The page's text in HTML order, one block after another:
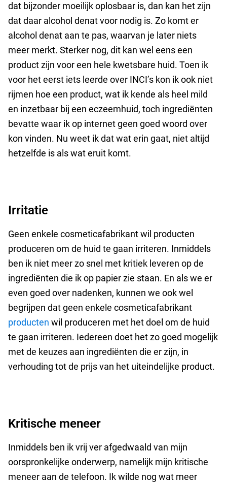
dat bijzonder moeilijk oplosbaar is, dan kan het zijn
dat daar alcohol denat voor nodig is. Zo komt er
alcohol denat aan te pas, waarvan je later niets
meer merkt. Sterker nog, dit kan wel eens een
product zijn voor een hele kwetsbare huid. Toen ik
voor het eerst iets leerde over INCI’s kon ik ook niet
rijmen hoe een product, wat ik kende als heel mild
en inzetbaar bij een eczeemhuid, toch ingrediënten
bevatte waar ik op internet geen goed woord over
kon vinden. Nu weet ik dat wat erin gaat, niet altijd
hetzelfde is als wat eruit komt.
Irritatie
Geen enkele cosmeticafabrikant wil producten
produceren om de huid te gaan irriteren. Inmiddels
ben ik niet meer zo snel met kritiek leveren op de
ingrediënten die ik op papier zie staan. En als we er
even goed over nadenken, kunnen we ook wel
begrijpen dat geen enkele cosmeticafabrikant
producten wil produceren met het doel om de huid
te gaan irriteren. Iedereen doet het zo goed mogelijk
met de keuzes aan ingrediënten die er zijn, in
verhouding tot de prijs van het uiteindelijke product.
Kritische meneer
Inmiddels ben ik vrij ver afgedwaald van mijn
oorspronkelijke onderwerp, namelijk mijn kritische
meneer aan de telefoon. Ik wilde nog wat meer